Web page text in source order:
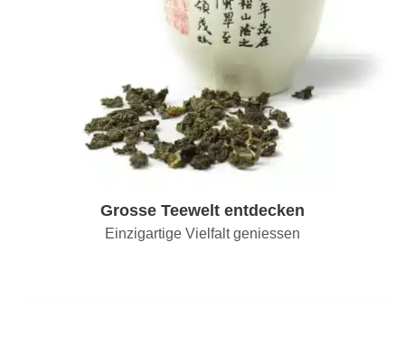
Grosse Teewelt entdecken
Einzigartige Vielfalt geniessen